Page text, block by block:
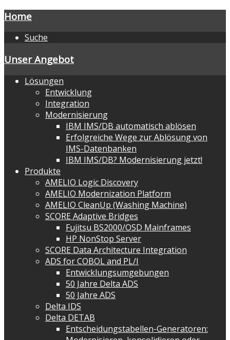
Home
Suche
Unser Angebot
Lösungen
Entwicklung
Integration
Modernisierung
IBM IMS/DB automatisch ablösen
Erfolgreiche Wege zur Ablösung von
IMS-Datenbanken
IBM IMS/DB? Modernisierung jetzt!
Produkte
AMELIO Logic Discovery
AMELIO Modernization Platform
AMELIO CleanUp (Washing Machine)
SCORE Adaptive Bridges
Fujitsu BS2000/OSD Mainframes
HP NonStop Server
SCORE Data Architecture Integration
ADS for COBOL and PL/I
Entwicklungsumgebungen
50 Jahre Delta ADS
50 Jahre ADS
Delta IDS
Delta DETAB
Entscheidungstabellen-Generatoren: